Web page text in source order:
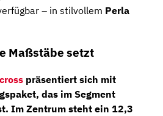
– in stilvollem Perla
Maßstäbe setzt
präsentiert sich mit
das im Segment
Im Zentrum steht ein 12,3